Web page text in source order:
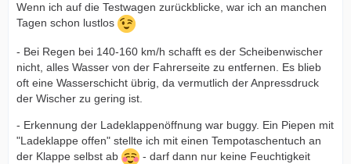
Wenn ich auf die Testwagen zurückblicke, war ich an manchen
Tagen schon lustlos
- Bei Regen bei 140-160 km/h schafft es der Scheibenwischer
nicht, alles Wasser von der Fahrerseite zu entfernen. Es blieb
oft eine Wasserschicht übrig, da vermutlich der Anpressdruck
der Wischer zu gering ist.
- Erkennung der Ladeklappenöffnung war buggy. Ein Piepen mit
"Ladeklappe offen" stellte ich mit einen Tempotaschentuch an
der Klappe selbst ab
- darf dann nur keine Feuchtigkeit